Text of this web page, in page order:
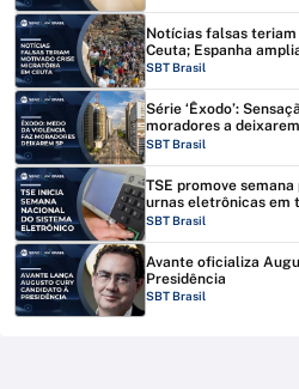
Notícias falsas
Ceuta; Espanha
SBT Brasil
Série ‘Êxodo’:
moradores a
SBT Brasil
TSE promove
urnas eletrônicas em
SBT Brasil
Avante oficializa
Presidência
SBT Brasil